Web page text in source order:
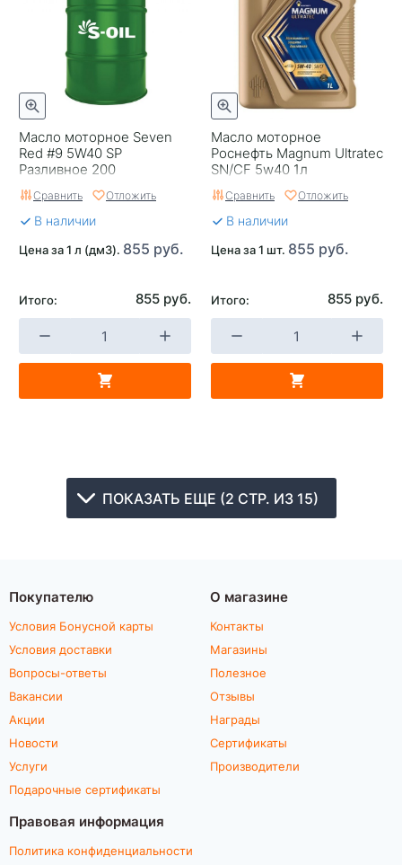
Масло моторное Seven
Red #9 5W40 SP
Разливное 200
Сравнить Отложить
В наличии
Цена за 1 л (дм3). 855 руб.
Итого: 855 руб.
Масло моторное
Роснефть Magnum Ultratec
SN/CF 5w40 1л
Сравнить Отложить
В наличии
Цена за 1 шт. 855 руб.
Итого: 855 руб.
ПОКАЗАТЬ ЕЩЕ (2 СТР. ИЗ 15)
Покупателю
Условия Бонусной карты
Условия доставки
Вопросы-ответы
Вакансии
Акции
Новости
Услуги
Подарочные сертификаты
О магазине
Контакты
Магазины
Полезное
Отзывы
Награды
Сертификаты
Производители
Правовая информация
Политика конфиденциальности